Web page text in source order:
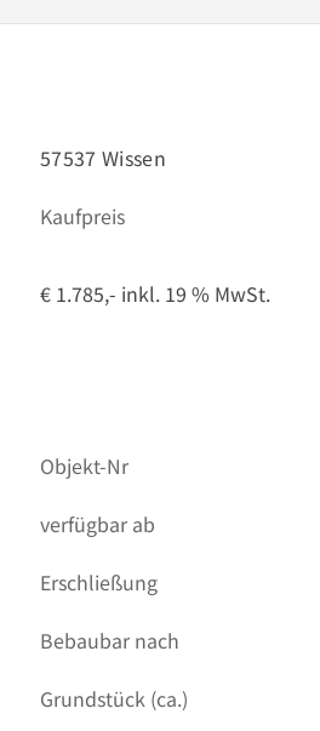
57537 Wissen
Kaufpreis
€ 1.785,- inkl. 19 % MwSt.
Objekt-Nr
verfügbar ab
Erschließung
Bebaubar nach
Grundstück (ca.)